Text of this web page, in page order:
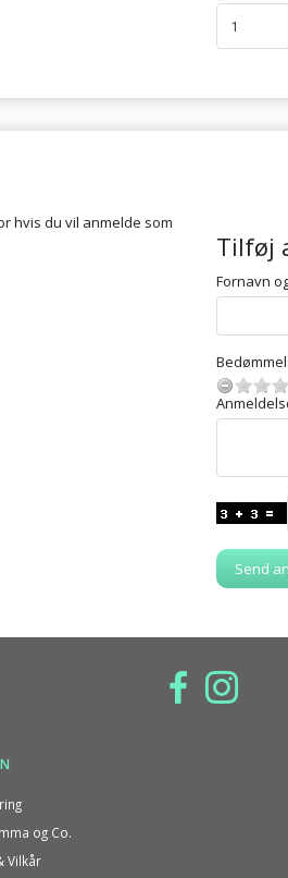
hvis du vil anmelde som
Tilføj
Fornavn
Send
og Co.
Vilkår